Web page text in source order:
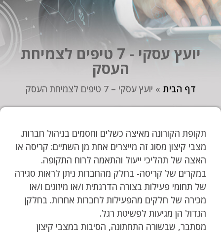
יועץ עסקי - 7 טיפים לצמיחת
העסק
דף הבית » יועץ עסקי – 7 טיפים לצמיחת העסק
תקופת הקורונה מאיצה כשלים וחסמים בניהול חברות.
מצבי קיצון מסוג זה מייצרים אחת מן השתיים: קריסה או
האצה של תהליכי ייעול והתאמה לרוח התקופה.
במקרים של קריסה- בחלק מהחברות ניתן לראות סגירה
של תחומי פעילות בצורה הדרגתית ו/או מיזוגים ו/או
מכירה של חלקים מהפעילות לחברות אחרות. בחלקן
הגדול הן מגיעות לפשיטת רגל.
מסתבר, שבשורה התחתונה, הסיבות במצבי קיצון